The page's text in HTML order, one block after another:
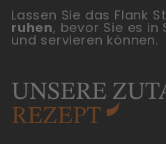
Lassen Sie das Flank
ruhen, bevor Sie es in
und servieren können.
UNSERE
REZEPT